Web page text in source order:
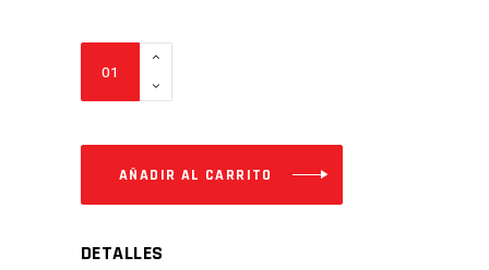
FX200
ROSCA
GRUESA
AÑADIR AL CARRITO
DETALLES